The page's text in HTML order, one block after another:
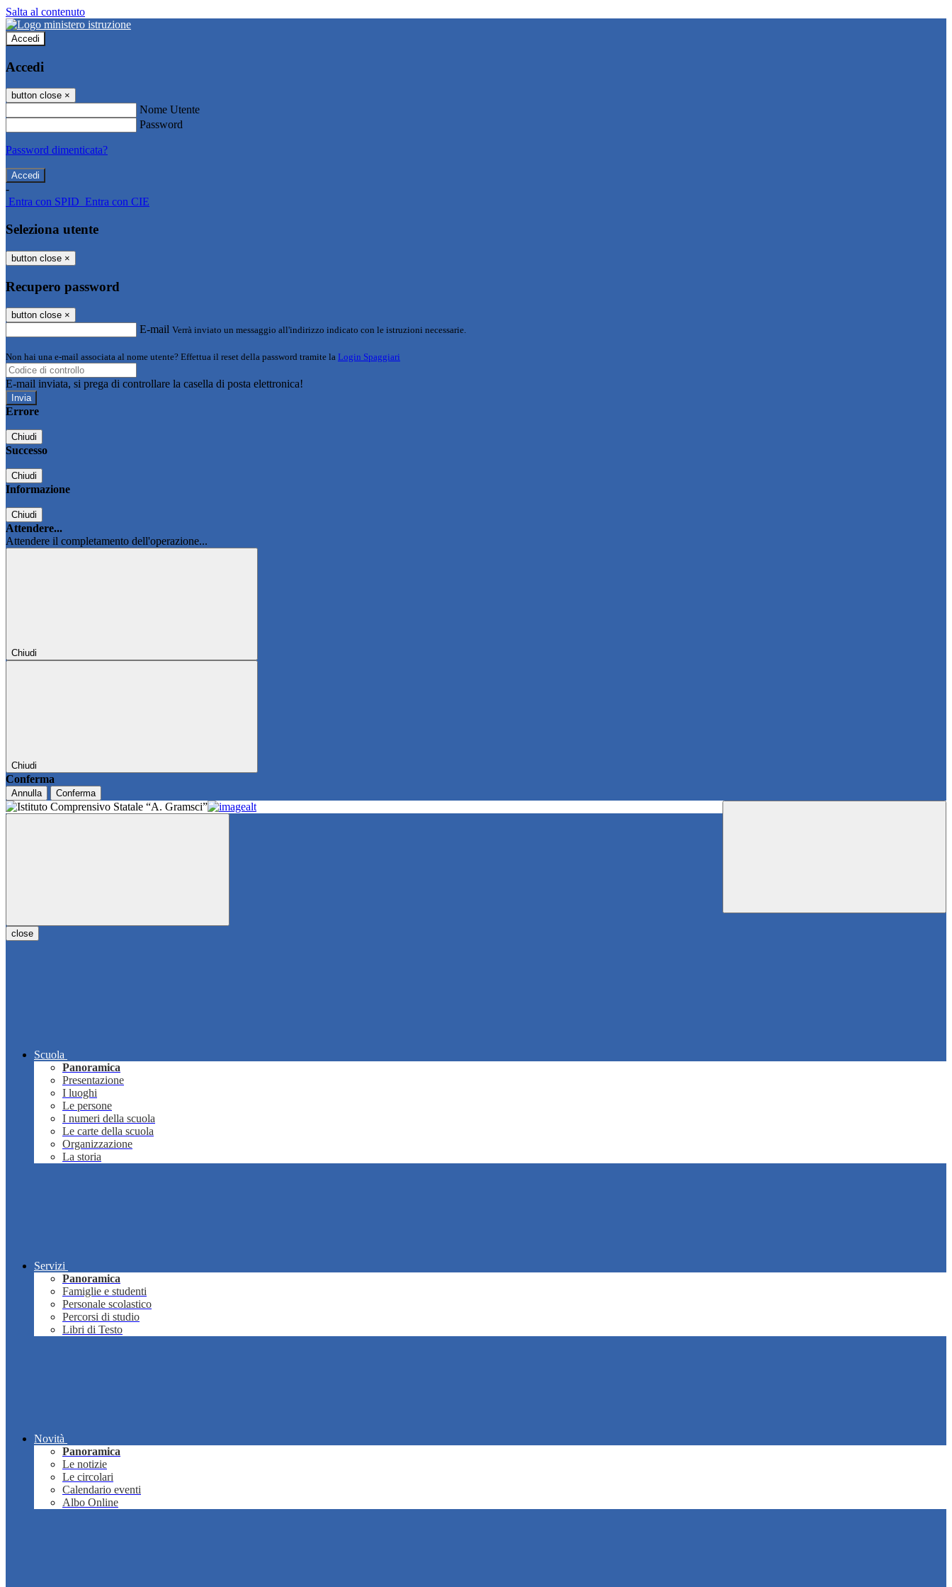
Salta al contenuto
Accedi
Accedi
button close ×
Nome Utente
Password
Password dimenticata?
-
Entra con SPID Entra con CIE
Seleziona utente
button close ×
Recupero password
button close ×
E-mail Verrà inviato un messaggio all'indirizzo indicato con le istruzioni necessarie.
Non hai una e-mail associata al nome utente? Effettua il reset della password tramite la Login Spaggiari
E-mail inviata, si prega di controllare la casella di posta elettronica!
Errore
Chiudi
Successo
Chiudi
Informazione
Chiudi
Attendere...
Attendere il completamento dell'operazione...
Chiudi
Chiudi
Conferma
Annulla Conferma
close
Scuola
Panoramica
Presentazione
I luoghi
Le persone
I numeri della scuola
Le carte della scuola
Organizzazione
La storia
Servizi
Panoramica
Famiglie e studenti
Personale scolastico
Percorsi di studio
Libri di Testo
Novità
Panoramica
Le notizie
Le circolari
Calendario eventi
Albo Online